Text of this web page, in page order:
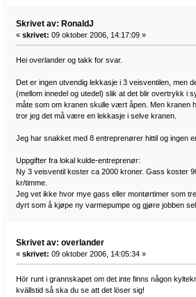
Skrivet av: RonaldJ
« skrivet: 09 oktober 2006, 14:17:09 »
Hei overlander og takk for svar.
Det er ingen utvendig lekkasje i 3 veisventilen, men
(mellom innedel og utedel) slik at det blir overtrykk i
måte som om kranen skulle vært åpen. Men kranen
tror jeg det må være en lekkasje i selve kranen.
Jeg har snakket med 8 entreprenører hittil og ingen
Uppgifter fra lokal kulde-entreprenør:
Ny 3 veisventil koster ca 2000 kroner. Gass koster
kr/timme.
Jeg vet ikke hvor mye gass eller montørtimer som
dyrt som å kjøpe ny varmepumpe og gjøre jobben
Skrivet av: overlander
« skrivet: 09 oktober 2006, 14:05:34 »
Hör runt i grannskapet om det inte finns någon
kvällstid så ska du se att det löser sig!